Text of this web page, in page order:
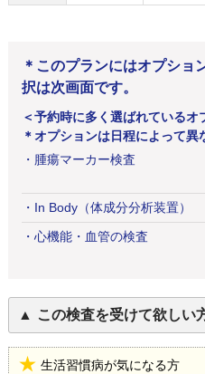
＊このプランにはオプショ
択は次画面です。
＜予約時に多く選ばれているオ
＊オプションは日程によって異
・ 腫瘍マーカー検査
・ In Body（体成分分析装置）
・ 心機能・血管の検査
この検査を受けて欲しい
生活習慣病が気になる方